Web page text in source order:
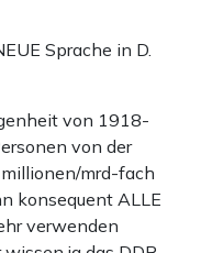
Sprache in D.
von 1918-
von der
mrd-fach
konsequent ALLE
verwenden